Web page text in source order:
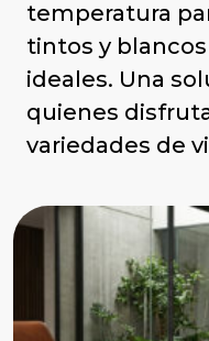
temperatura
tintos y
ideales. Una
quienes
variedades de